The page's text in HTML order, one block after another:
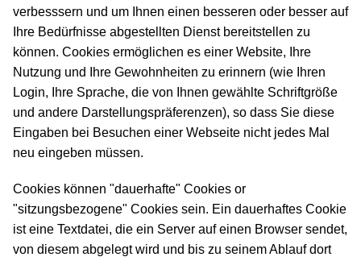
verbesssern und um Ihnen einen besseren oder besser auf
Ihre Bedürfnisse abgestellten Dienst bereitstellen zu
können. Cookies ermöglichen es einer Website, Ihre
Nutzung und Ihre Gewohnheiten zu erinnern (wie Ihren
Login, Ihre Sprache, die von Ihnen gewählte Schriftgröße
und andere Darstellungspräferenzen), so dass Sie diese
Eingaben bei Besuchen einer Webseite nicht jedes Mal
neu eingeben müssen.
Cookies können "dauerhafte" Cookies or
"sitzungsbezogene" Cookies sein. Ein dauerhaftes Cookie
ist eine Textdatei, die ein Server auf einen Browser sendet,
von diesem abgelegt wird und bis zu seinem Ablauf dort